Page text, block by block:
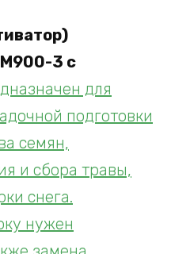
3 с
для
подготовки
семян,
и сбора травы,
снега.
нужен